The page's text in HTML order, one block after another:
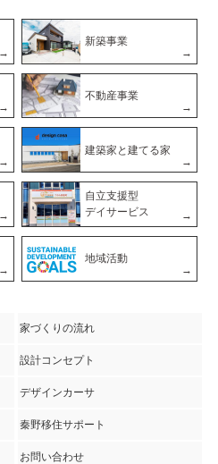
新築事業
不動産事業
建築家と建てる家
自立支援型
デイサービス
地域活動
家づくりの流れ
設計コンセプト
デザインカーサ
秦野移住サポート
お問い合わせ